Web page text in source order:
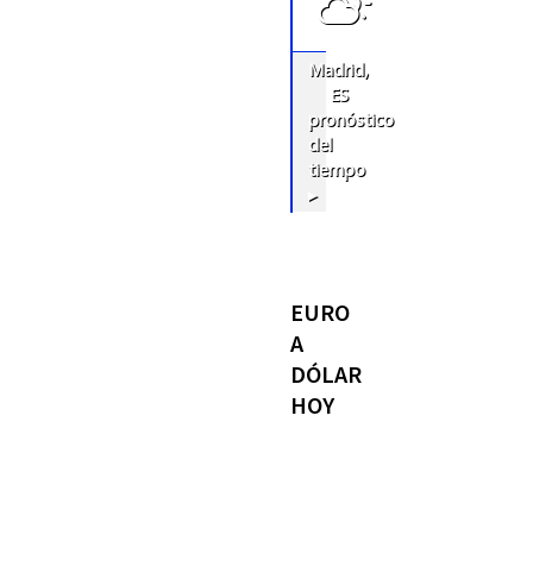
Madrid,
ES
pronóstico
del
tiempo
▸
EURO
A
DÓLAR
HOY